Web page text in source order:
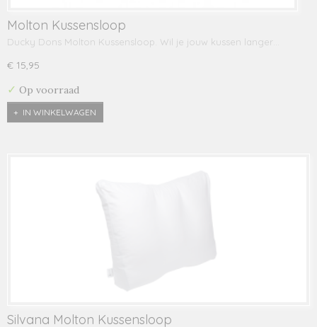
Molton Kussensloop
Ducky Dons Molton Kussensloop. Wil je jouw kussen langer…
€ 15,95
✓ Op voorraad
IN WINKELWAGEN
Silvana Molton Kussensloop